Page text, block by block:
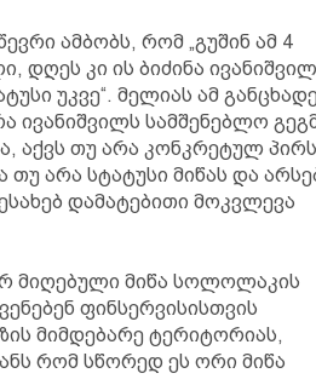
ამბობს, რომ „გუშინ ამ 4
დღეს კი ის ბიძინა
უკვე“. მელიას ამ
ივანიშვილს სამშენებლო
აქვს თუ არა კონკრეტულ პირს
არა სტატუსი მიწას და
დამატებითი მოკვლევა
მიღებული მიწა სოლოლაკის
ფინსერვისისთვის
მიმდებარე ტერიტორიას,
რომ სწორედ ეს ორი მიწა